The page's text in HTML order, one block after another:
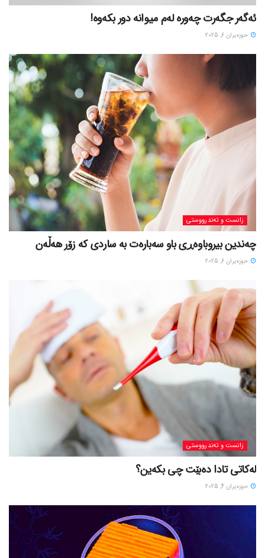
ئەگەر جگەرت چەورە لەم میوانە دور بکەوە!
حوزه‌یران 6, 2025
زانست و تەندرووستی
چەندین بیروباوەڕی باو سەبارەت بە ساردی کە زۆر هەڵەن
حوزه‌یران 6, 2025
زانست و تەندرووستی
لەکاتی تادا دەبێت چی بکەین؟
حوزه‌یران 4, 2025